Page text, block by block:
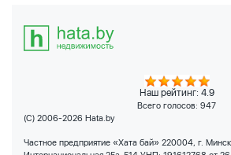
Наш рейтинг: 4.9
Всего голосов: 947
(C) 2006-2026 Hata.by
Частное предприятие «Хата бай» 220004, г.